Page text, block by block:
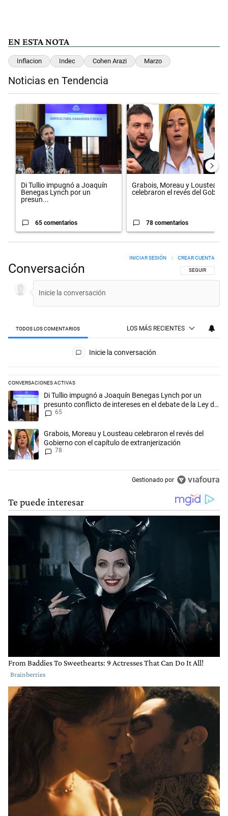
EN ESTA NOTA
Inflacion Indec Cohen Arazi Marzo
Noticias en Tendencia
Un artículo de tendencia con el título "Di Tullio impugnó a Joaquín
Di Tullio impugnó a Joaquín
Benegas Lynch por un
presun...
65 comentarios
Un artículo de tendencia con el
Grabois, Moreau y Lousteau
celebraron el revés del Gobi...
78 comentarios
Conversación SIGA ESTA
SEGUIR
INICIAR SESIÓN | CREAR CUENTA
TODOS LOS COMENTARIOS LOS MÁS RECIENTES
Inicie la conversación
CONVERSACIONES ACTIVAS
Este listado muestra los artículos con más comentarios en los
Un artículo de tendencia con el título "Di Tullio impugnó a Joaquín
Di Tullio impugnó a Joaquín Benegas Lynch por un
presunto conflicto de intereses en el debate de la Ley de
Tierras
65
Un artículo de tendencia con el título "Grabois, Moreau y Lousteau
Grabois, Moreau y Lousteau celebraron el revés del
Gobierno con el capítulo de extranjerización
78
Gestionado por